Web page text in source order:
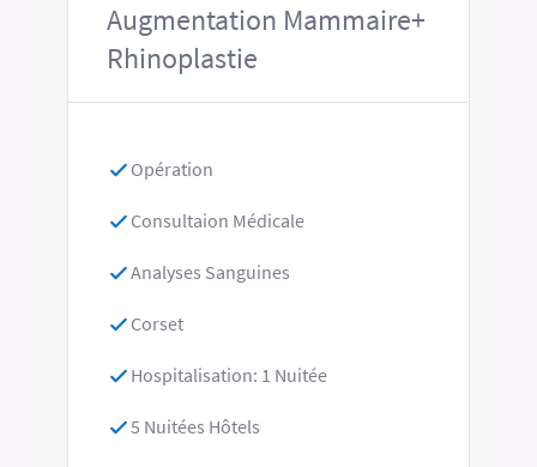
Augmentation Mammaire+
Rhinoplastie
Opération
Consultaion Médicale
Analyses Sanguines
Corset
Hospitalisation: 1 Nuitée
5 Nuitées Hôtels